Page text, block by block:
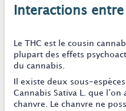
Interactions
Le THC est le cousin
plupart des effets
du cannabis.
Il existe deux sous-
Cannabis Sativa L. que
chanvre. Le chanvre ne